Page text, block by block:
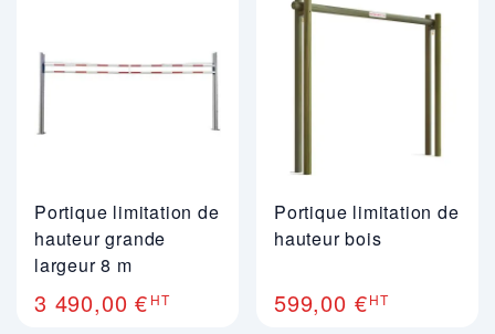
Portique limitation de
hauteur grande
largeur 8 m
3 490,00 € HT
Portique limitation de
hauteur bois
599,00 €HT